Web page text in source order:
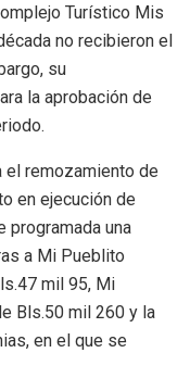
Turístico Mis
no recibieron el
su
la aprobación de
el remozamiento de
en ejecución de
programada una
a Mi Pueblito
mil 95, Mi
Bls.50 mil 260 y la
en el que se